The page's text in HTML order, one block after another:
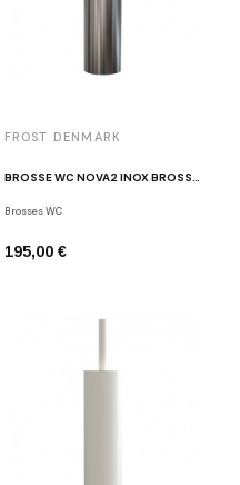
FROST DENMARK
BROSSE WC NOVA2 INOX BROSSÉ FROST DENMARK
Brosses WC
195,00 €